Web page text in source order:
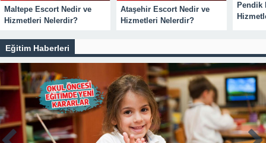
Maltepe Escort Nedir ve
Hizmetleri Nelerdir?
Ataşehir Escort Nedir ve
Hizmetleri Nelerdir?
Pendik
Eğitim Haberleri